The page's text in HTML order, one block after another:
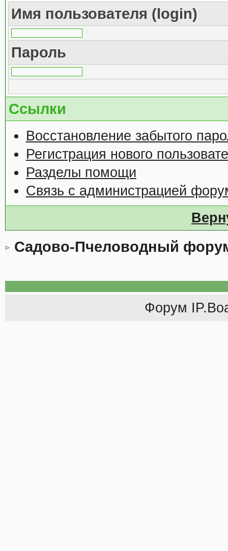
Имя пользователя (login)
Пароль
Ссылки
Восстановление забытого
Регистрация нового
Разделы помощи
Связь с администрацией
Садово-Пчеловодный
Форум